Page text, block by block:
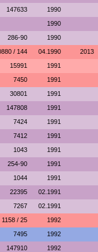
147633 1990
1990
286-90 1990
/ 144 04.1990 2013
15991 1991
7450 1991
30801 1991
147808 1991
7424 1991
7412 1991
1043 1991
254-90 1991
1044 1991
22395 02.1991
7267 02.1991
1158 / 25 1992
7495 1992
147910 1992